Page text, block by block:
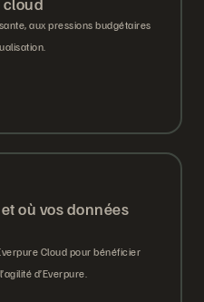
aux pressions budgétaires
où vos données
Cloud pour bénéficier
d’Everpure.